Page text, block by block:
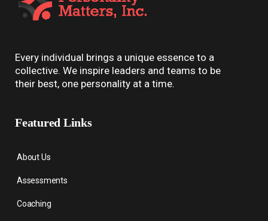
Every individual brings a unique essence to a
collective. We inspire leaders and teams to be
their best, one personality at a time.
Featured Links
About Us
Assessments
Coaching